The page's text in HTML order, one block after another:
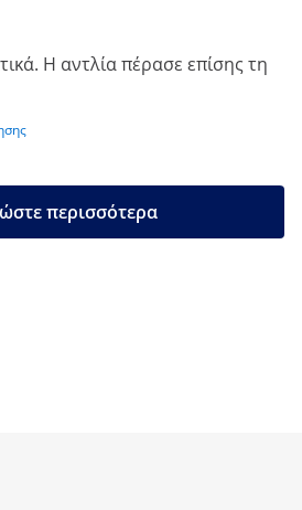
Η αντλία πέρασε επίσης τη
περισσότερα